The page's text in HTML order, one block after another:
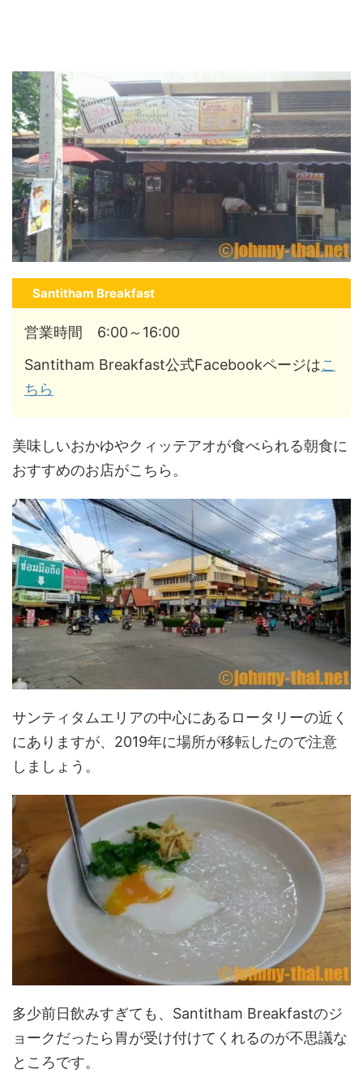
Santitham Breakfast
営業時間 6:00～16:00
Santitham Breakfast公式Facebookページはこ
ちら
美味しいおかゆやクィッテアオが食べられる朝食に
おすすめのお店がこちら。
サンティタムエリアの中心にあるロータリーの近く
にありますが、2019年に場所が移転したので注意
しましょう。
多少前日飲みすぎても、Santitham Breakfastのジ
ョークだったら胃が受け付けてくれるのが不思議な
ところです。